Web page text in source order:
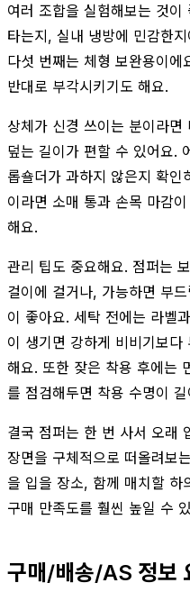
여러 조합을 실험해보는 것이
타는지, 실내 냉방에 민감한
다섯 번째는 체형 보완용이
반대로 부각시키기도 해요.
상체가 신경 쓰이는 분이라
덮는 길이가 편할 수 있어요.
롭숄더가 과하지 않은지 확인
이라면 소매 통과 손목 마감
해요.
관리 팁도 중요해요. 점퍼는
걸이에 걸거나, 가능하면 부
이 좋아요. 세탁 전에는 라벨
이 생기면 강하게 비비기보
해요. 또한 잦은 착용 후에는
를 점검해두면 착용 수명이 길
결국 점퍼는 한 번 사서 오래
장면을 구체적으로 떠올려보
을 입을 장소, 함께 매치할 하
구매 만족도를 훨씬 높일 수
구매/배송/AS 정보